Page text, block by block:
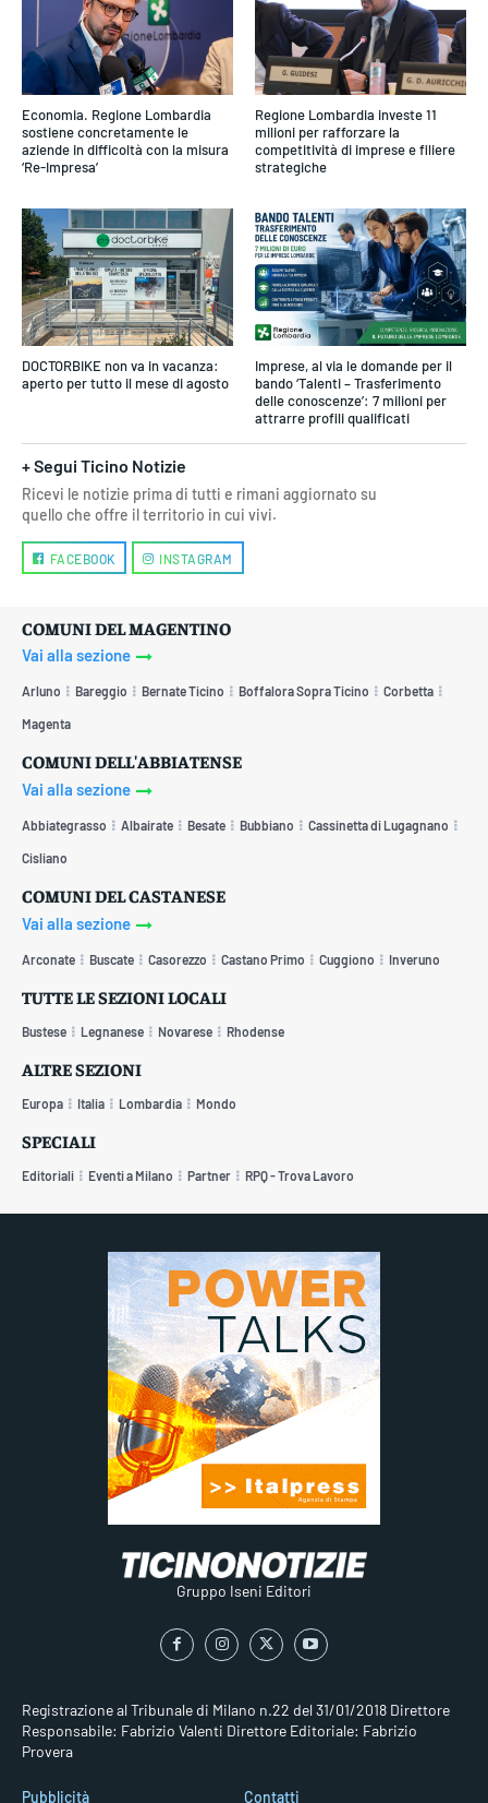
Economia. Regione Lombardia
sostiene concretamente le
aziende in difficoltà con la misura
‘Re-Impresa’
DOCTORBIKE non va in vacanza:
aperto per tutto il mese di agosto
Regione Lombardia investe 11
milioni per rafforzare la
competitività di imprese e filiere
strategiche
Imprese, al via le domande per il
bando ‘Talenti – Trasferimento
delle conoscenze’: 7 milioni per
attrarre profili qualificati
+ Segui Ticino Notizie
Ricevi le notizie prima di tutti e rimani aggiornato su
quello che offre il territorio in cui vivi.
FACEBOOK INSTAGRAM
COMUNI DEL MAGENTINO
Vai alla sezione
Arluno Bareggio Bernate Ticino Boffalora Sopra Ticino Corbetta
Magenta
COMUNI DELL'ABBIATENSE
Vai alla sezione
Abbiategrasso Albairate Besate Bubbiano Cassinetta di Lugagnano
Cisliano
COMUNI DEL CASTANESE
Vai alla sezione
Arconate Buscate Casorezzo Castano Primo Cuggiono Inveruno
TUTTE LE SEZIONI LOCALI
Bustese Legnanese Novarese Rhodense
ALTRE SEZIONI
Europa Italia Lombardia Mondo
SPECIALI
Editoriali Eventi a Milano Partner RPQ - Trova Lavoro
Gruppo Iseni Editori
Registrazione al Tribunale di Milano n.22 del 31/01/2018 Direttore
Responsabile: Fabrizio Valenti Direttore Editoriale: Fabrizio
Provera
Pubblicità Contatti